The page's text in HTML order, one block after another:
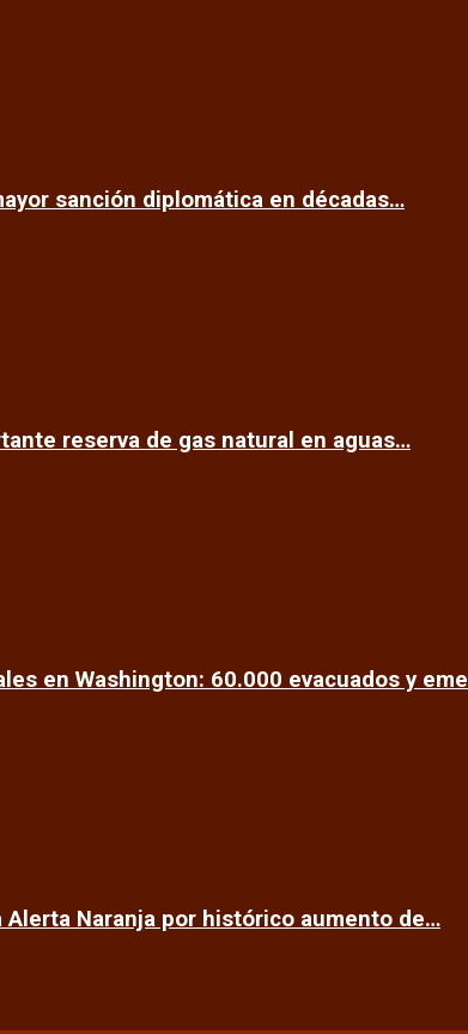
sanción diplomática en décadas…
reserva de gas natural en aguas…
en Washington: 60.000 evacuados y
Alerta Naranja por histórico aumento de…